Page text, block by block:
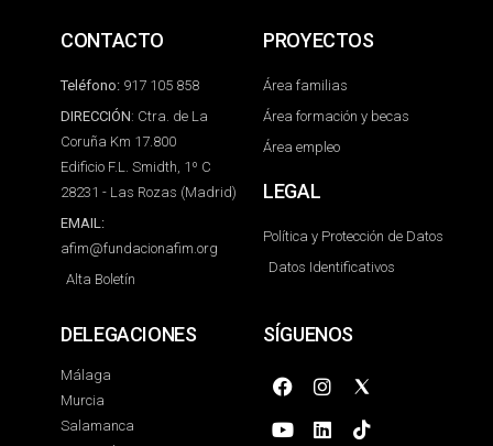
CONTACTO
Teléfono: 917 105 858
DIRECCIÓN: Ctra. de La
Coruña Km 17.800
Edificio F.L. Smidth, 1º C
28231 - Las Rozas (Madrid)
EMAIL:
afim@fundacionafim.org
Alta Boletín
PROYECTOS
Área familias
Área formación y becas
Área empleo
LEGAL
Política y Protección de Datos
Datos Identificativos
DELEGACIONES
Málaga
Murcia
Salamanca
SÍGUENOS